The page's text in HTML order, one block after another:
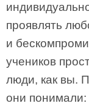
проявлять
и
учеников
люди, как вы.
они